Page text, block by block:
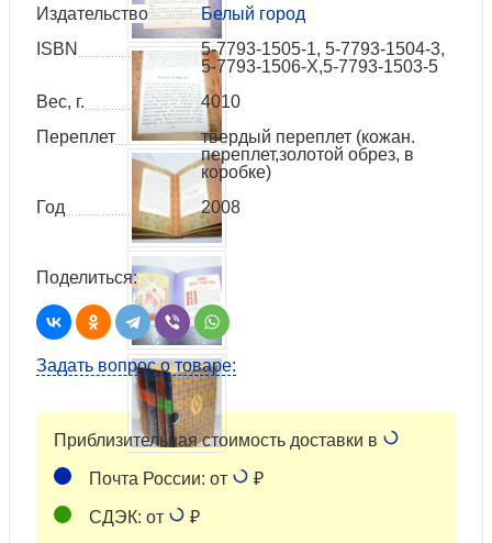
Издательство
Белый город
ISBN
5-7793-1505-1, 5-7793-1504-3,
5-7793-1506-Х,5-7793-1503-5
Вес, г.
4010
Переплет
твердый переплет (кожан.
переплет,золотой обрез, в
коробке)
Год
2008
Поделиться:
Задать вопрос о товаре:
Приблизительная стоимость доставки в
Почта России: от ₽
СДЭК: от ₽